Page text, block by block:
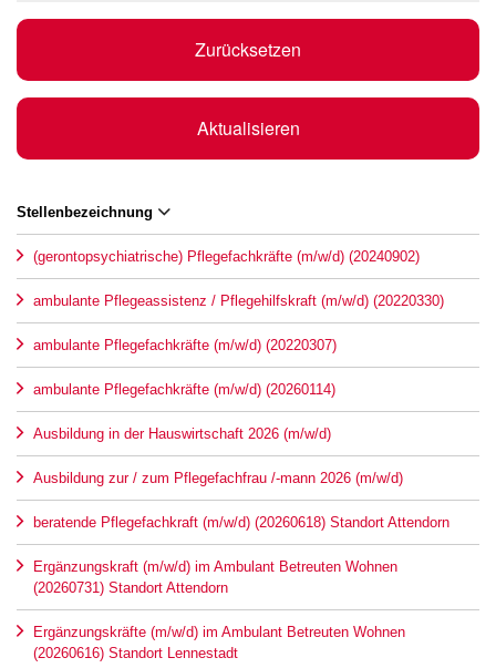
Zurücksetzen
Aktualisieren
Stellenbezeichnung
(gerontopsychiatrische) Pflegefachkräfte (m/w/d) (20240902)
ambulante Pflegeassistenz / Pflegehilfskraft (m/w/d) (20220330)
ambulante Pflegefachkräfte (m/w/d) (20220307)
ambulante Pflegefachkräfte (m/w/d) (20260114)
Ausbildung in der Hauswirtschaft 2026 (m/w/d)
Ausbildung zur / zum Pflegefachfrau /-mann 2026 (m/w/d)
beratende Pflegefachkraft (m/w/d) (20260618) Standort Attendorn
Ergänzungskraft (m/w/d) im Ambulant Betreuten Wohnen
(20260731) Standort Attendorn
Ergänzungskräfte (m/w/d) im Ambulant Betreuten Wohnen
(20260616) Standort Lennestadt